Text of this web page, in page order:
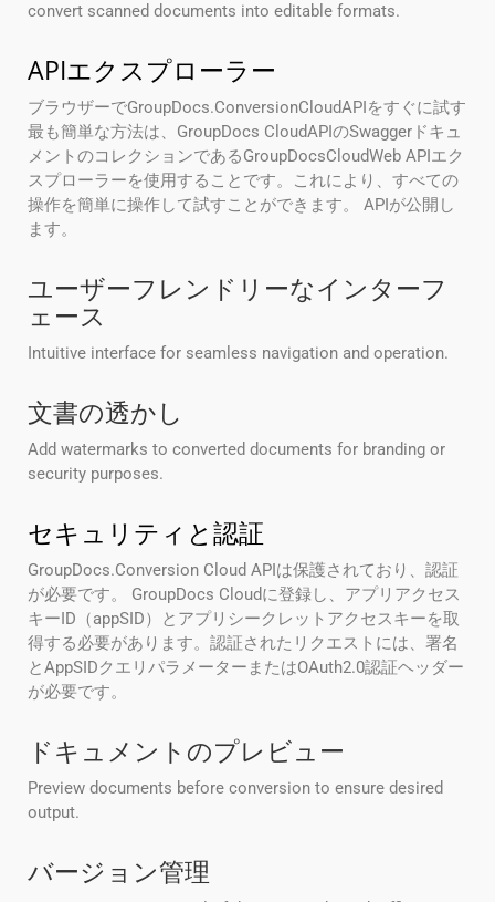
convert scanned documents into editable formats.
APIエクスプローラー
ブラウザーでGroupDocs.ConversionCloudAPIをすぐに試す
最も簡単な方法は、GroupDocs CloudAPIのSwaggerドキュ
メントのコレクションであるGroupDocsCloudWeb APIエク
スプローラーを使用することです。これにより、すべての
操作を簡単に操作して試すことができます。 APIが公開し
ます。
ユーザーフレンドリーなインターフ
ェース
Intuitive interface for seamless navigation and operation.
文書の透かし
Add watermarks to converted documents for branding or
security purposes.
セキュリティと認証
GroupDocs.Conversion Cloud APIは保護されており、認証
が必要です。 GroupDocs Cloudに登録し、アプリアクセス
キーID（appSID）とアプリシークレットアクセスキーを取
得する必要があります。認証されたリクエストには、署名
とAppSIDクエリパラメーターまたはOAuth2.0認証ヘッダー
が必要です。
ドキュメントのプレビュー
Preview documents before conversion to ensure desired
output.
バージョン管理